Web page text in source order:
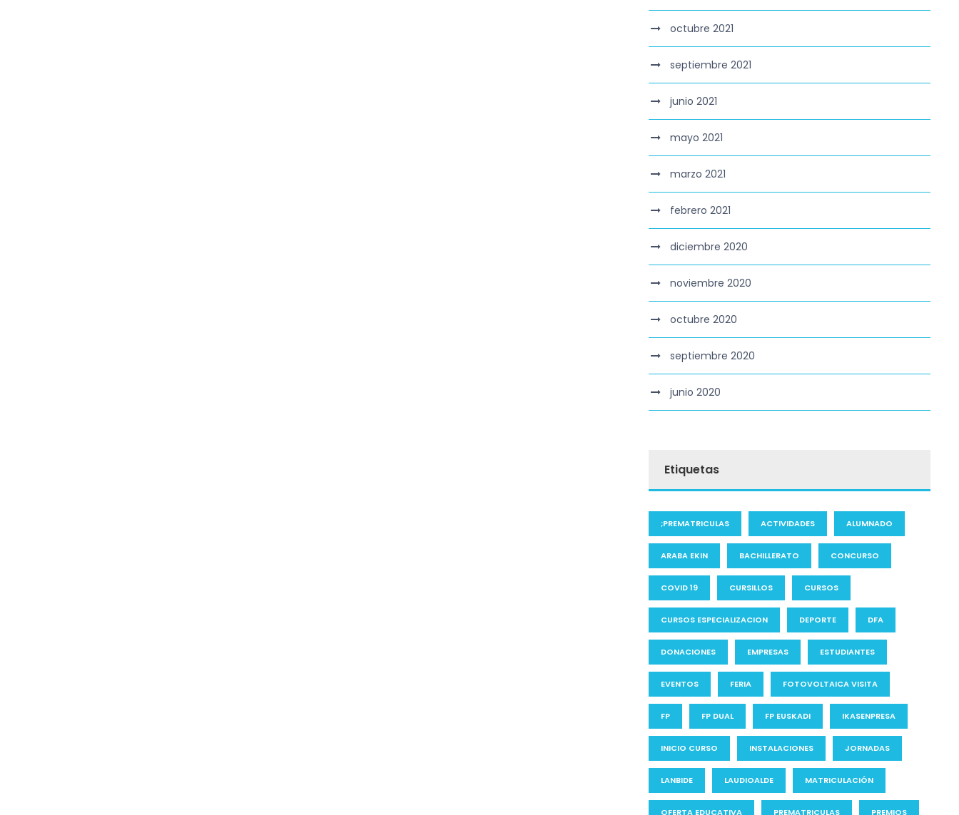
octubre 2021
septiembre 2021
junio 2021
mayo 2021
marzo 2021
febrero 2021
diciembre 2020
noviembre 2020
octubre 2020
septiembre 2020
junio 2020
Etiquetas
;PREMATRICULAS ACTIVIDADES ALUMNADO
ARABA EKIN BACHILLERATO CONCURSO
COVID 19 CURSILLOS CURSOS
CURSOS ESPECIALIZACION DEPORTE DFA
DONACIONES EMPRESAS ESTUDIANTES
EVENTOS FERIA FOTOVOLTAICA VISITA
FP FP DUAL FP EUSKADI IKASENPRESA
INICIO CURSO INSTALACIONES JORNADAS
LANBIDE LAUDIOALDE MATRICULACIÓN
OFERTA EDUCATIVA PREMATRICULAS PREMIOS